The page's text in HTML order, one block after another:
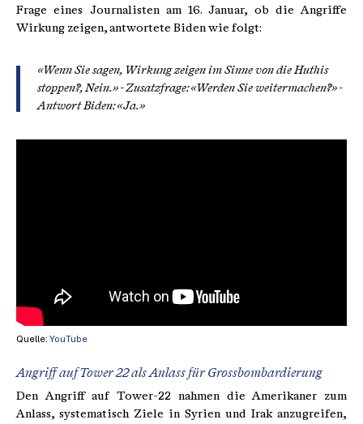
Frage eines Journalisten am 16. Januar, ob die Angriffe
Wirkung zeigen, antwortete Biden wie folgt:
«Wenn Sie sagen, Wirkung zeigen im Sinne von die Huthis
stoppen?, Nein.» - Zusatzfrage: «Werden Sie weitermachen?» -
Antwort Biden: «Ja.»
Quelle: YouTube
Angriff auf Tower 22 als Anlass für Grossbombardierung
Den Angriff auf Tower-22 nahmen die Amerikaner zum
Anlass, systematisch Ziele in Syrien und Irak anzugreifen,